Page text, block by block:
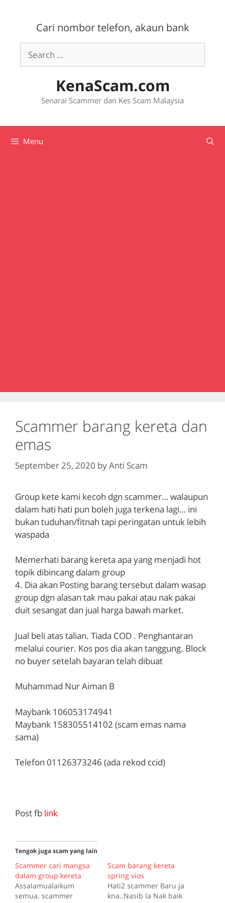
Cari nombor telefon, akaun bank
Search
for:
KenaScam.com
Senarai Scammer dan Kes Scam Malaysia
Menu
Scammer barang kereta dan
emas
September 25, 2020 byAnti Scam
Group kete kami kecoh dgn scammer… walaupun
dalam hati hati pun boleh juga terkena lagi… ini
bukan tuduhan/fitnah tapi peringatan untuk lebih
waspada
Memerhati barang kereta apa yang menjadi hot
topik dibincang dalam group
4. Dia akan Posting barang tersebut dalam wasap
group dgn alasan tak mau pakai atau nak pakai
duit sesangat dan jual harga bawah market.
Jual beli atas talian. Tiada COD . Penghantaran
melalui courier. Kos pos dia akan tanggung. Block
no buyer setelah bayaran telah dibuat
Muhammad Nur Aiman B
Maybank 106053174941
Maybank 158305514102 (scam emas nama
sama)
Telefon 01126373246 (ada rekod ccid)
Post fb link
Tengok juga scam yang lain
Scammer cari mangsa
dalam group kereta
Assalamualaikum
semua. scammer
Scam barang kereta
spring vios
Hati2 scammer Baru ja
kna..Nasib la Nak baik